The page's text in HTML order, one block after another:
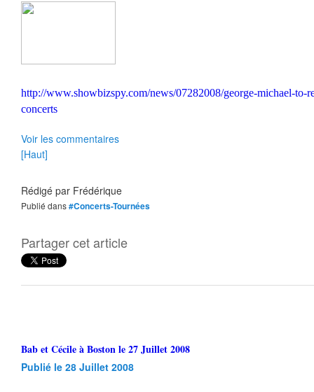
http://www.showbizspy.com/news/07282008/george-michael-to-
concerts
Voir les commentaires
[Haut]
Rédigé par Frédérique
Publié dans#Concerts-Tournées
Partager cet article
Bab et Cécile à Boston le 27 Juillet 2008
Publié le 28 Juillet 2008